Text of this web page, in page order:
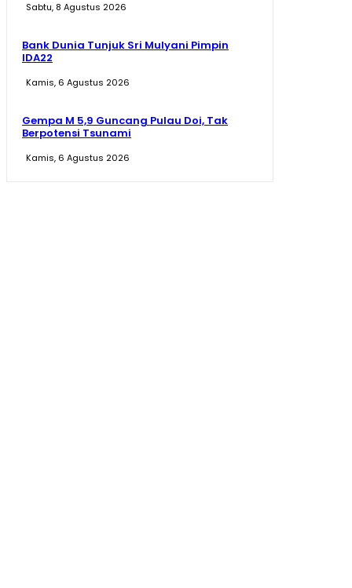
Sabtu, 8 Agustus 2026
Bank Dunia Tunjuk Sri Mulyani Pimpin
IDA22
Kamis, 6 Agustus 2026
Gempa M 5,9 Guncang Pulau Doi, Tak
Berpotensi Tsunami
Kamis, 6 Agustus 2026